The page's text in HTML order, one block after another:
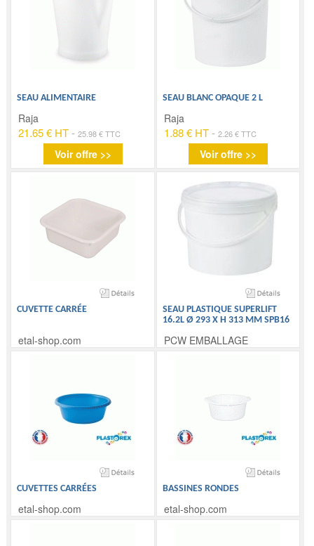
SEAU ALIMENTAIRE
Raja
21.65 € HT -25.98 € TTC
Voir offre >>
SEAU BLANC OPAQUE 2 L
Raja
1.88 € HT- 2.26 € TTC
Voir offre >>
CUVETTE CARRÉE
etal-shop.com
SEAU PLASTIQUE SUPERLIFT
16.2L Ø 293 X H 313 MM SPB16
PCW EMBALLAGE
CUVETTES CARRÉES
etal-shop.com
BASSINES RONDES
etal-shop.com